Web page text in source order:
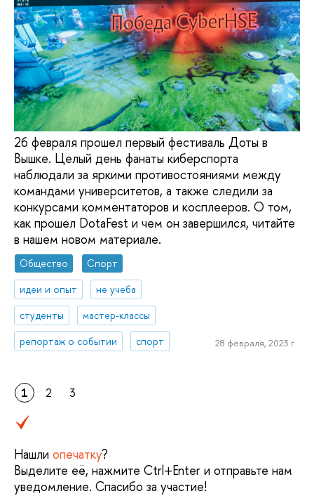
26 февраля прошел первый фестиваль Доты в
Вышке. Целый день фанаты киберспорта
наблюдали за яркими противостояниями между
командами университетов, а также следили за
конкурсами комментаторов и косплееров. О том,
как прошел DotaFest и чем он завершился, читайте
в нашем новом материале.
Общество
Спорт
идеи и опыт
не учеба
студенты
мастер-классы
репортаж о событии
спорт 28 февраля, 2023 г.
1 2 3
Нашли опечатку?
Выделите её, нажмите Ctrl+Enter и отправьте нам
уведомление. Спасибо за участие!